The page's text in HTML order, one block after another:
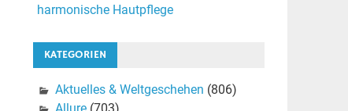
harmonische Hautpflege
KATEGORIEN
Aktuelles & Weltgeschehen (806)